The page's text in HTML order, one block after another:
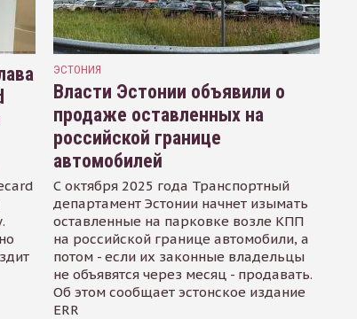
ЭСТОНИЯ
Власти Эстонии объявили о
продаже оставленных на
российской границе
автомобилей
С октября 2025 года Транспортный
департамент Эстонии начнет изымать
оставленные на парковке возле КПП
на российской границе автомобили, а
потом - если их законные владельцы
не объявятся через месяц - продавать.
Об этом сообщает эстонское издание
ERR